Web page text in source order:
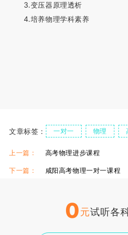
3.变压器原理透析
4.培养物理学科素养
文章标签： 一对一 物理
上一篇： 高考物理进步课程
下一篇： 咸阳高考物理一对一课程
0元试听各